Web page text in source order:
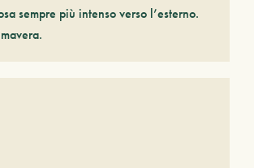
sempre più intenso verso l’esterno.